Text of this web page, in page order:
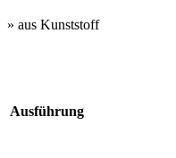
» aus Kunststoff
Ausführung